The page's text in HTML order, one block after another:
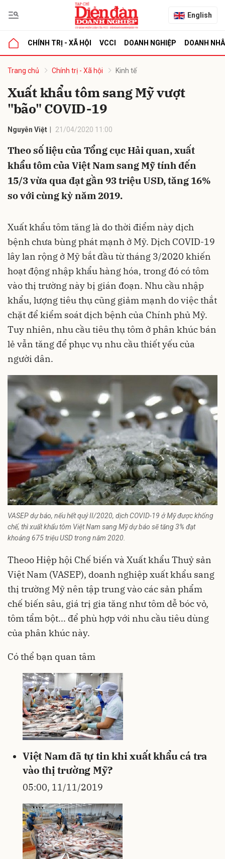
English
CHÍNH TRỊ - XÃ HỘI VCCI DOANH NGHIỆP DOANH
Trang chủ Chính trị - Xã hội Kinh tế
Xuất khẩu tôm sang Mỹ vượt
"bão" COVID-19
Nguyễn Việt 21/04/2020 11:00
Theo số liệu của Tổng cục Hải quan, xuất
khẩu tôm của Việt Nam sang Mỹ tính đến
15/3 vừa qua đạt gần 93 triệu USD, tăng 16%
so với cùng kỳ năm 2019.
Xuất khẩu tôm tăng là do thời điểm này dịch
bệnh chưa bùng phát mạnh ở Mỹ. Dịch COVID-19
lây lan rộng ở Mỹ bắt đầu từ tháng 3/2020 khiến
hoạt động nhập khẩu hàng hóa, trong đó có tôm
vào thị trường này bị gián đoạn. Nhu cầu nhập
khẩu, lượng tiêu thụ cũng giảm mạnh do việc thắt
chặt để kiểm soát dịch bệnh của Chính phủ Mỹ.
Tuy nhiên, nhu cầu tiêu thụ tôm ở phân khúc bán
lẻ vẫn tăng để phục vụ nhu cầu thiết yếu của
người dân.
VASEP dự báo, nếu hết quý II/2020, dịch COVID-19 ở Mỹ được khống
chế, thì xuất khẩu tôm Việt Nam sang Mỹ dự báo sẽ tăng 3% đạt
khoảng 675 triệu USD trong năm 2020.
Theoo Hiệp hội Chế biến và Xuất khẩu Thuỷ sản
Việt Nam (VASEP), doanh nghiệp xuất khẩu sang
thị trường Mỹ nên tập trung vào các sản phẩm
chế biến sâu, giá trị gia tăng như tôm dễ bóc vỏ,
tôm tẩm bột... để phù hợp với nhu cầu tiêu dùng
của phân khúc này.
Có thể bạn quan tâm
Việt Nam đã tự tin khi xuất khẩu cá tra
vào thị trường Mỹ?
05:00, 11/11/2019
luận
Hủy